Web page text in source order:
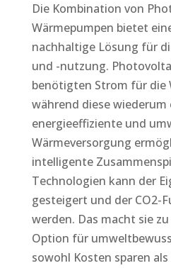
Die Kombination von
Wärmepumpen bietet
nachhaltige Lösung für
und -nutzung.
benötigten Strom für die
während diese wiederum
energieeffiziente und
Wärmeversorgung
intelligente
Technologien kann der
gesteigert und der CO2-
werden. Das macht sie
Option für
sowohl Kosten sparen